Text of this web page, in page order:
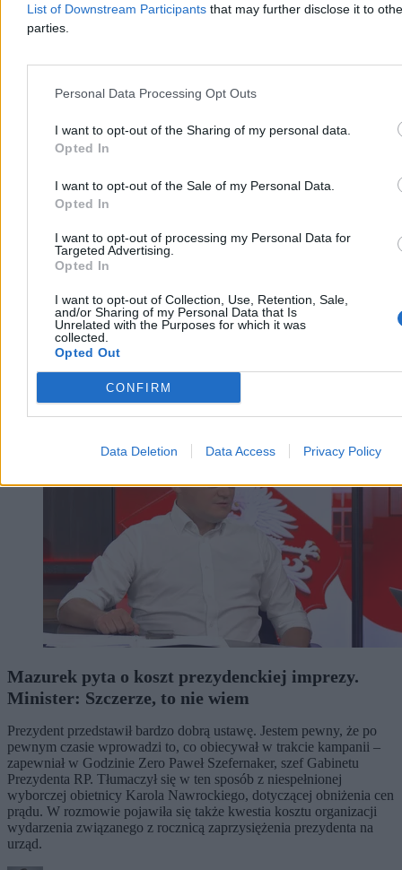
List of Downstream Participants that may further disclose it to
parties.
Personal Data Processing Opt Outs
I want to opt-out of the Sharing of my personal data.
Opted In
I want to opt-out of the Sale of my Personal Data.
Opted In
I want to opt-out of processing my Personal Data for
Targeted Advertising.
Opted In
I want to opt-out of Collection, Use, Retention, Sale,
and/or Sharing of my Personal Data that Is
Unrelated with the Purposes for which it was
collected.
Opted Out
CONFIRM
Data Deletion Data Access Privacy Policy
Kasjan Owsianko
Dziennikarz
Paulina Matysiak
Zobacz również
Mazurek pyta o koszt prezydenckiej imprezy.
Minister: Szczerze, to nie wiem
Prezydent przedstawił bardzo dobrą ustawę. Jestem pewny, że po
pewnym czasie wprowadzi to, co obiecywał w trakcie kampanii –
zapewniał w Godzinie Zero Paweł Szefernaker, szef Gabinetu
Prezydenta RP. Tłumaczył się w ten sposób z niespełnionej
wyborczej obietnicy Karola Nawrockiego, dotyczącej obniżenia cen
prądu. W rozmowie pojawiła się także kwestia kosztu organizacji
wydarzenia związanego z rocznicą zaprzysiężenia prezydenta na
urząd.